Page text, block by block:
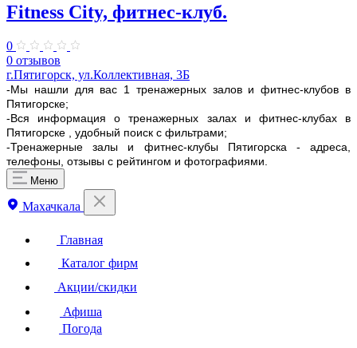
Fitness City, фитнес-клуб.
0
0 отзывов
г.Пятигорск, ул.Коллективная, 3Б
-Мы нашли для вас 1 тренажерных залов и фитнес-клубов в
Пятигорске;
-Вся информация о тренажерных залах и фитнес-клубах в
Пятигорске , удобный поиск с фильтрами;
-Тренажерные залы и фитнес-клубы Пятигорска - адреса,
телефоны, отзывы с рейтингом и фотографиями.
Меню
Махачкала
Главная
Каталог фирм
Акции/скидки
Афиша
Погода